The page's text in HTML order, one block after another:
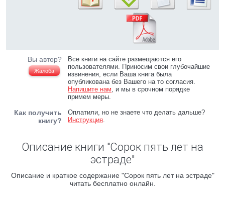
Вы автор?
Жалоба
Все книги на сайте размещаются его
пользователями. Приносим свои глубочайшие
извинения, если Ваша книга была
опубликована без Вашего на то согласия.
Напишите нам, и мы в срочном порядке
примем меры.
Как получить
книгу?
Оплатили, но не знаете что делать дальше?
Инструкция.
Описание книги "Сорок пять лет на
эстраде"
Описание и краткое содержание "Сорок пять лет на эстраде"
читать бесплатно онлайн.